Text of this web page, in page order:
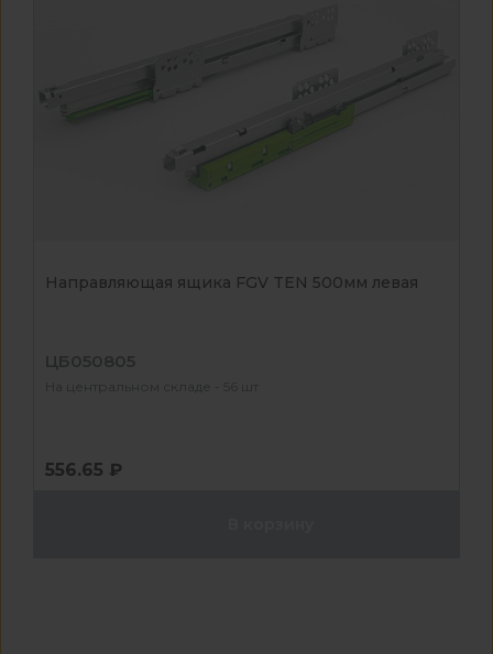
Направляющая ящика FGV TEN 500мм левая
ЦБ050805
На центральном складе - 56 шт
556.65 ₽